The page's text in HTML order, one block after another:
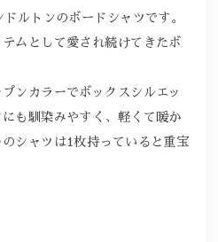
ルトンのボードシャツです。
ムとして愛され続けてきたボ
ンカラーでボックスシルエッ
も馴染みやすく、軽くて暖か
シャツは1枚持っていると重宝